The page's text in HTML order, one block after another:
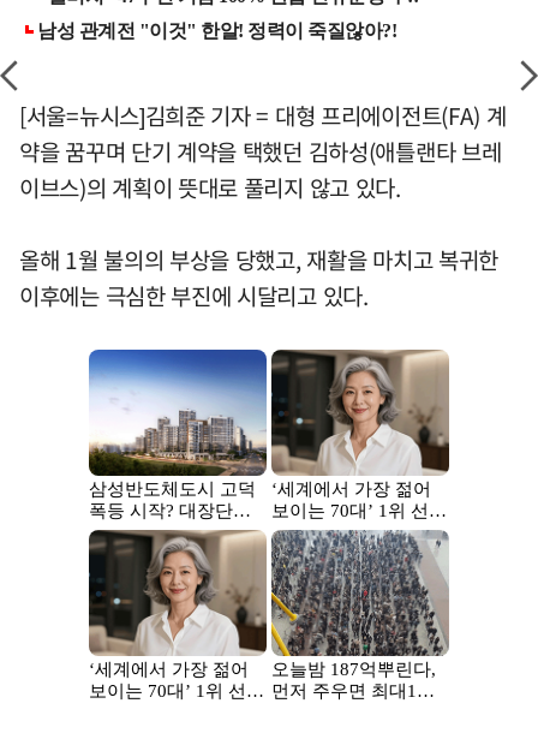
[서울=뉴시스]김희준 기자 = 대형 프리에이전트(FA) 계
약을 꿈꾸며 단기 계약을 택했던 김하성(애틀랜타 브레
이브스)의 계획이 뜻대로 풀리지 않고 있다.
올해 1월 불의의 부상을 당했고, 재활을 마치고 복귀한
이후에는 극심한 부진에 시달리고 있다.